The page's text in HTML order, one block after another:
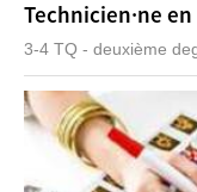
Technicien·ne
3-4 TQ - deuxième